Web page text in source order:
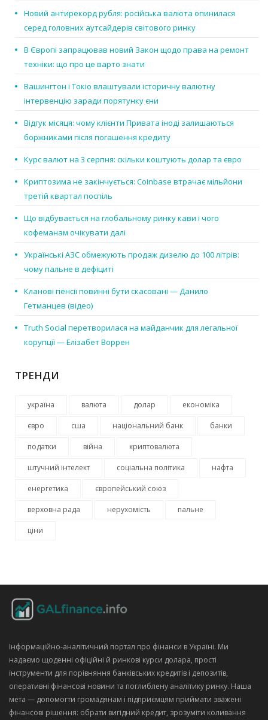
Новий антирекорд рубля: російська валюта опинилася
серед головних аутсайдерів світового ринку
В Європі запрацював новий Закон щодо права на ремонт
техніки: що про це варто знати
Вашингтон і Токіо влаштували історичну валютну
інтервенцію заради порятунку єни
Відгук місяця: чому клієнти Привата іноді залишаються
боржниками після погашення кредиту
Курс валют на 3 серпня: скільки коштують долар та євро
Криптозима не закінчується: Coinbase втрачає мільйони
третій квартал поспіль
Що відбувається на глобальному ринку кави і чого
кофеманам очікувати далі
Українські АЗС обмежують продаж дизелю до 100 літрів:
чому пальне в дефіциті
Кланові пенсії повинні бути скасовані — Данило
Гетманцев (відео)
Truth Social перетворилася на майданчик для легальної
корупції — Елізабет Воррен
ТРЕНДИ
україна валюта долар економіка
євро сша національний банк банки
податки війна криптовалюта
штучний інтелект соціальна політика нафта
енергетика європейський союз
верховна рада нерухомість пальне
ціни
Інформаційно‑аналітичний портал про фінанси в Україні. Ми
надаємо щоденні офіційні й ринкові курси долара, прості
інструменти для порівняння банківських кредитів і депозитів,
оперативні фінансові новини та поглиблену аналітику ринку. Наша
мета — допомогти громадянам і підприємцям приймати зважені
фінансові рішення: обрати вигідний кредит, зрозуміти коливання